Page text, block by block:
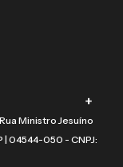
+
Ministro Jesuíno
| 04544-050 - CNPJ: